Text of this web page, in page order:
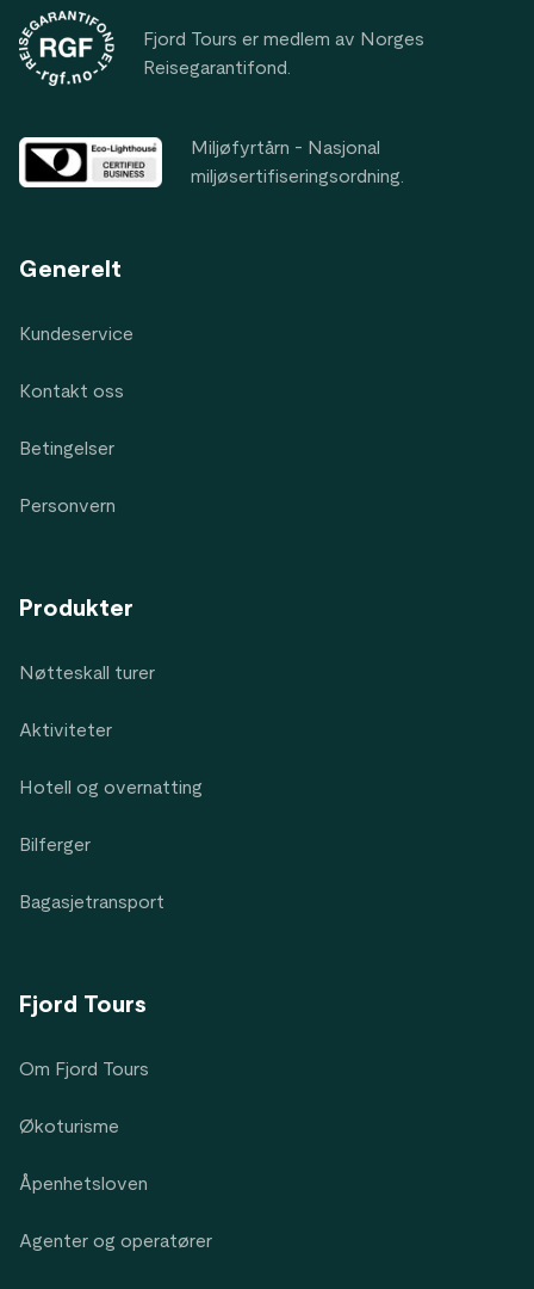
Fjord Tours er medlem av Norges
Reisegarantifond.
Miljøfyrtårn - Nasjonal
miljøsertifiseringsordning.
Generelt
Kundeservice
Kontakt oss
Betingelser
Personvern
Produkter
Nøtteskall turer
Aktiviteter
Hotell og overnatting
Bilferger
Bagasjetransport
Fjord Tours
Om Fjord Tours
Økoturisme
Åpenhetsloven
Agenter og operatører